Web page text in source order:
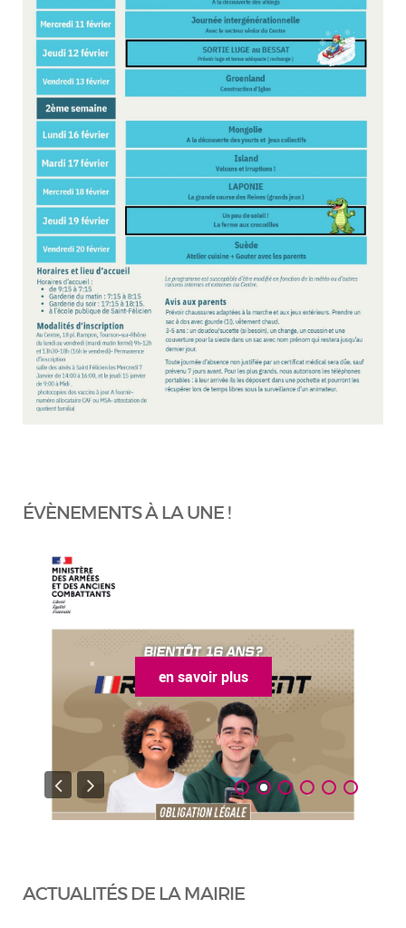
ÉVÈNEMENTS À LA UNE !
en savoir plus
ACTUALITÉS DE LA MAIRIE